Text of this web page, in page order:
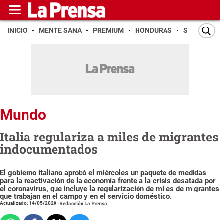
INICIO MENTE SANA PREMIUM HONDURAS SAN PEDRO
Mundo
Italia regulariza a miles de migrantes
indocumentados
El gobierno italiano aprobó el miércoles un paquete de medidas
para la reactivación de la economía frente a la crisis desatada por
el coronavirus, que incluye la regularización de miles de migrantes
que trabajan en el campo y en el servicio doméstico.
Actualizado: 14/05/2020-Redacción La Prensa